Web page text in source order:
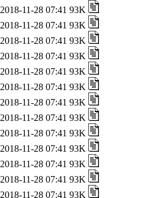
2018-11-28 07:41 93K
2018-11-28 07:41 93K
2018-11-28 07:41 93K
2018-11-28 07:41 93K
2018-11-28 07:41 93K
2018-11-28 07:41 93K
2018-11-28 07:41 93K
2018-11-28 07:41 93K
2018-11-28 07:41 93K
2018-11-28 07:41 93K
2018-11-28 07:41 93K
2018-11-28 07:41 93K
2018-11-28 07:41 93K